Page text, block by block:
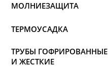
МОЛНИЕЗАЩИТА
ТЕРМОУСАДКА
ТРУБЫ ГОФРИРОВАННЫЕ
И ЖЕСТКИЕ